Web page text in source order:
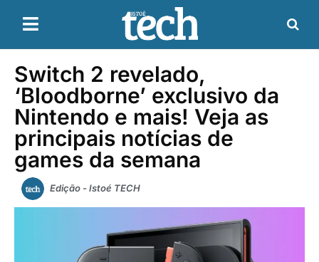
Switch 2 revelado,
‘Bloodborne’ exclusivo da
Nintendo e mais! Veja as
principais notícias de
games da semana
Edição - Istoé TECH